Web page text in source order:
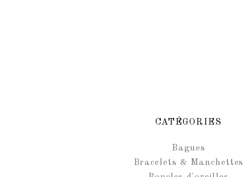
CATÉGORIES
Bagues
Bracelets & Manchettes